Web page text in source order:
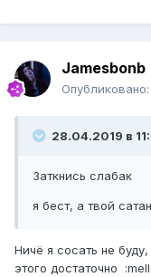
Jamesbonb
Опубликовано:
28.04.2019 в
Заткнись слабак
я бест, а твой
Ничё я сосать не
этого достаточно